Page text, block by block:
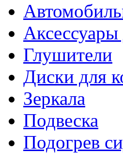
Аксессуары
Глушители
Диски для
Зеркала
Подвеска
Подогрев